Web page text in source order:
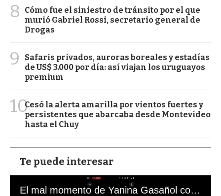
8
Cómo fue el siniestro de tránsito por el que
murió Gabriel Rossi, secretario general de
Drogas
9
Safaris privados, auroras boreales y estadías
de US$ 3.000 por día: así viajan los uruguayos
premium
10Cesó la alerta amarilla por vientos fuertes y
persistentes que abarcaba desde Montevideo
hasta el Chuy
Te puede interesar
El mal momento de Yanina Gasañol con un hincha argentino en "Subrayado"